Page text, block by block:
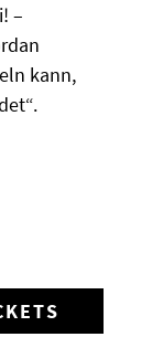
–
kann,